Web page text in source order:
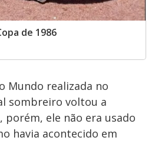
de 1986
Mundo realizada no
sombreiro voltou a
porém, ele não era usado
havia acontecido em